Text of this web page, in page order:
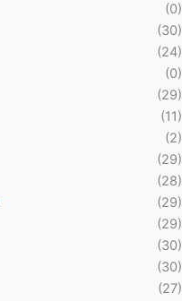
(0)
(30)
(24)
(0)
(29)
(11)
(2)
(29)
(28)
(29)
(29)
(30)
(30)
(27)